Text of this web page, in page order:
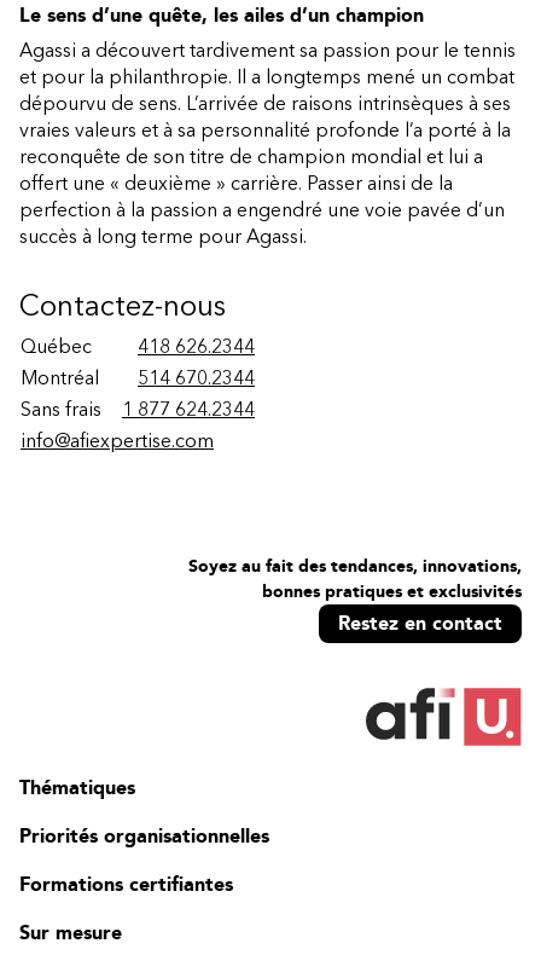
Le sens d’une quête, les ailes d’un champion
Agassi a découvert tardivement sa passion pour le tennis
et pour la philanthropie. Il a longtemps mené un combat
dépourvu de sens. L’arrivée de raisons intrinsèques à ses
vraies valeurs et à sa personnalité profonde l’a porté à la
reconquête de son titre de champion mondial et lui a
offert une « deuxième » carrière. Passer ainsi de la
perfection à la passion a engendré une voie pavée d’un
succès à long terme pour Agassi.
Contactez-nous
Québec
418 626.2344
Montréal
514 670.2344
Sans frais
1 877 624.2344
info@afiexpertise.com
Soyez au fait des tendances, innovations,
bonnes pratiques et exclusivités
Restez en contact
Thématiques
Priorités organisationnelles
Formations certifiantes
Sur mesure